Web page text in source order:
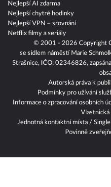
© 2001 - 2026 Copyright
se sídlem náměstí Marie
Strašnice, IČO: 02346826,
Autorská práva k
Podmínky pro užívání
Informace o zpracování osobních
Jednotná kontaktní místa /
Povinně
Nejlepší AI zdarma
Nejlepší chytré hodinky
Nejlepší VPN – srovnání
Netflix filmy a seriály